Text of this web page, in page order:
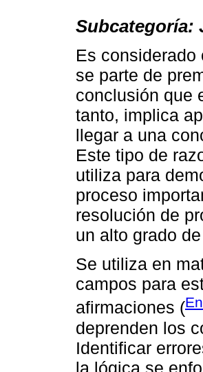
Subcategoría:
Es
se parte de
conclusión que
tanto, implica
llegar a una
Este tipo de
utiliza para
proceso
resolución de
un alto grado
Se utiliza en
campos para
afirmaciones (
deprenden los
Identificar
la lógica se